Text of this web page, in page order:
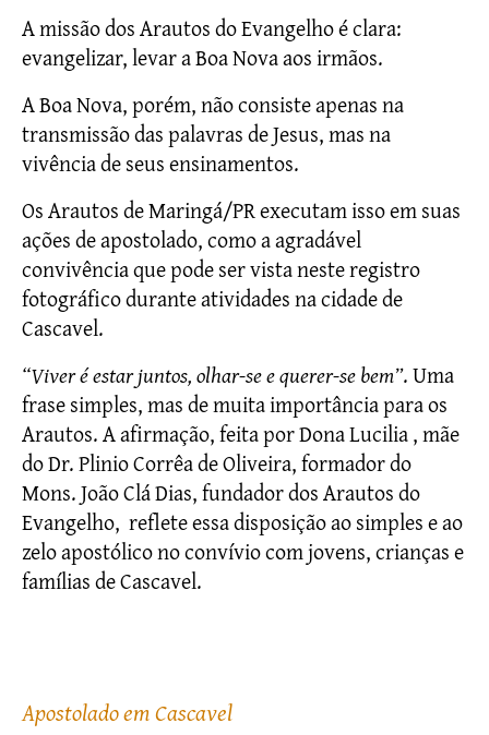
A missão dos Arautos do Evangelho é clara:
evangelizar, levar a Boa Nova aos irmãos.
A Boa Nova, porém, não consiste apenas na
transmissão das palavras de Jesus, mas na
vivência de seus ensinamentos.
Os Arautos de Maringá/PR executam isso em suas
ações de apostolado, como a agradável
convivência que pode ser vista neste registro
fotográfico durante atividades na cidade de
Cascavel.
“Viver é estar juntos, olhar-se e querer-se bem”. Uma
frase simples, mas de muita importância para os
Arautos. A afirmação, feita por Dona Lucilia , mãe
do Dr. Plinio Corrêa de Oliveira, formador do
Mons. João Clá Dias, fundador dos Arautos do
Evangelho,  reflete essa disposição ao simples e ao
zelo apostólico no convívio com jovens, crianças e
famílias de Cascavel.
Apostolado em Cascavel